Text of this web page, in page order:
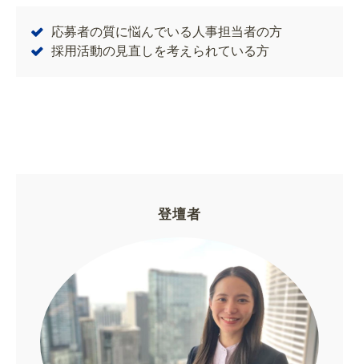
応募者の質に悩んでいる人事担当者の方
採用活動の見直しを考えられている方
登壇者